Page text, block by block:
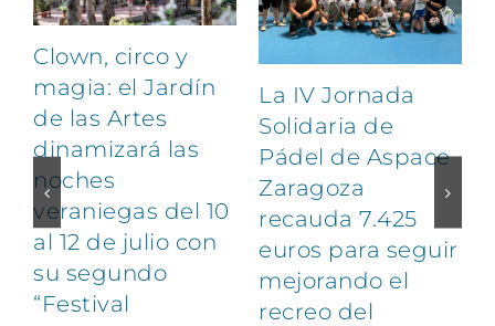
Clown, circo y
magia: el Jardín
de las Artes
dinamizará las
noches
veraniegas del 10
al 12 de julio con
su segundo
“Festival
La IV Jornada
Solidaria de
Pádel de Aspace
Zaragoza
recauda 7.425
euros para seguir
mejorando el
recreo del